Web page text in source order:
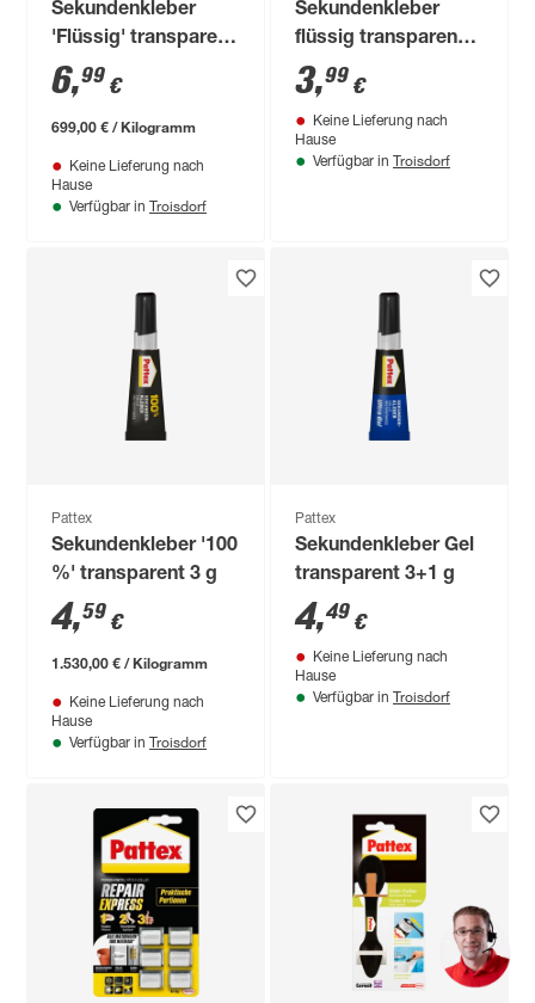
Sekundenkleber
'Flüssig' transparent
10 g
6,99 €
699,00 € / Kilogramm
Keine Lieferung nach
Hause
Verfügbar in Troisdorf
Sekundenkleber
flüssig transparent
3+1 g
3,99 €
Keine Lieferung nach
Hause
Verfügbar in Troisdorf
Pattex
Sekundenkleber '100
%' transparent 3 g
4,59 €
1.530,00 € / Kilogramm
Keine Lieferung nach
Hause
Verfügbar in Troisdorf
Pattex
Sekundenkleber Gel
transparent 3+1 g
4,49 €
Keine Lieferung nach
Hause
Verfügbar in Troisdorf